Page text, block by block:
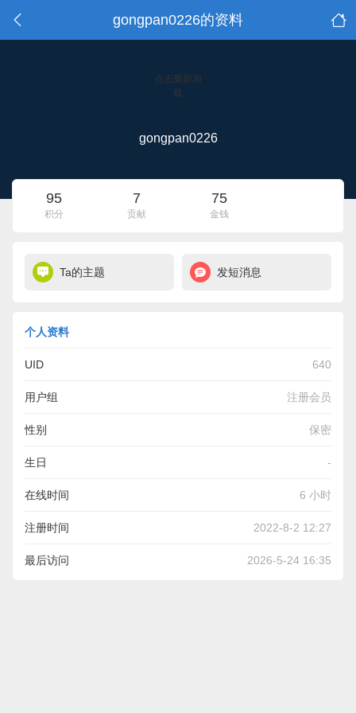
gongpan0226的资料
点击重新加
载
gongpan0226
95
积分
7
贡献
75
金钱
Ta的主题 发短消息
个人资料
UID 640
用户组 注册会员
性别 保密
生日 -
在线时间 6 小时
注册时间 2022-8-2 12:27
最后访问 2026-5-24 16:35